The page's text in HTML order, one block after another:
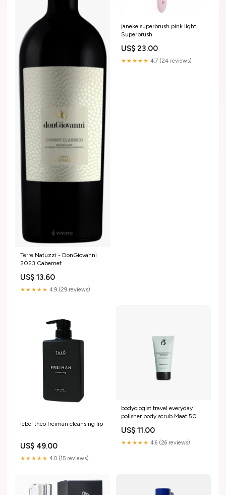
Terre Natuzzi - DonGiovanni
2023 Cabernet
US$ 13.60
★★★★★ 4.9 (29 reviews)
janeke superbrush pink light
Superbrush
US$ 23.00
★★★★★ 4.7 (24 reviews)
lebel theo freiman cleansing lip
US$ 49.00
★★★★★ 4.0 (15 reviews)
bodyologist travel everyday
polisher body scrub Maat:50 ml
US$ 11.00
★★★★★ 4.6 (26 reviews)